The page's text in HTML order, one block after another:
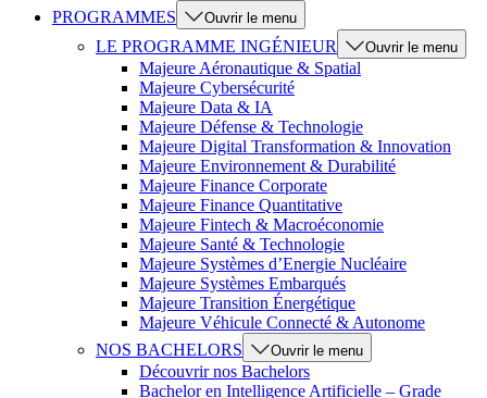
PROGRAMMES
Ouvrir le menu
LE PROGRAMME INGÉNIEUR Ouvrir le menu
Majeure Aéronautique & Spatial
Majeure Cybersécurité
Majeure Data & IA
Majeure Défense & Technologie
Majeure Digital Transformation & Innovation
Majeure Environnement & Durabilité
Majeure Finance Corporate
Majeure Finance Quantitative
Majeure Fintech & Macroéconomie
Majeure Santé & Technologie
Majeure Systèmes d’Energie Nucléaire
Majeure Systèmes Embarqués
Majeure Transition Énergétique
Majeure Véhicule Connecté & Autonome
NOS BACHELORS
Ouvrir le menu
Découvrir nos Bachelors
Bachelor en Intelligence Artificielle – Grade